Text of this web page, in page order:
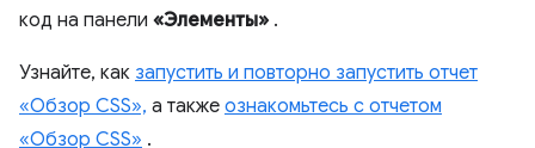
код на панели «Элементы» .
Узнайте, как запустить и повторно запустить отчет
«Обзор CSS», а также ознакомьтесь с отчетом
«Обзор CSS» .